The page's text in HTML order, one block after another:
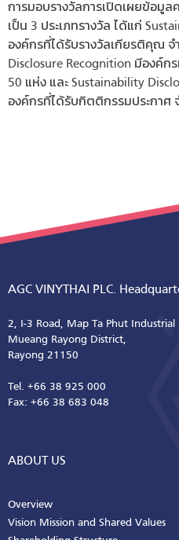
การมอบรางวัลการเปิดเผยข้อมู
เป็น 3 ประเภทรางวัล ได้แก่
องค์กรที่ได้รับรางวัลเกียรติคุณ จ
Disclosure Recognition มีองค์
50 แห่ง และ Sustainability
องค์กรที่ได้รับกิตติกรรมประกาศ
AGC VINYTHAI PLC.
2, I-3 Road, Map Ta Phut Industrial
Mueang Rayong District,
Rayong 21150
Tel. +66 38 925 000
Fax: +66 38 683 048
ABOUT US
Overview
Vision Mission and Shared Values